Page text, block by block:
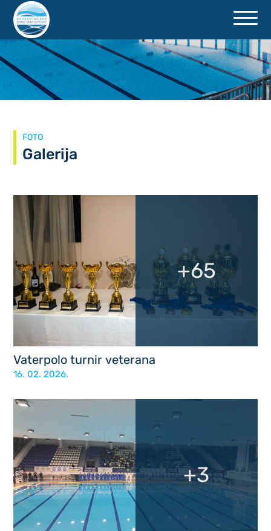
FOTO
Galerija
+65
Vaterpolo turnir veterana
16. 02. 2026.
+3